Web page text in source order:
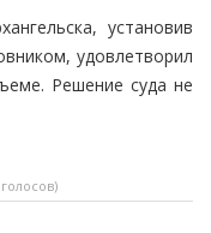
установив
удовлетворил
Решение суда не